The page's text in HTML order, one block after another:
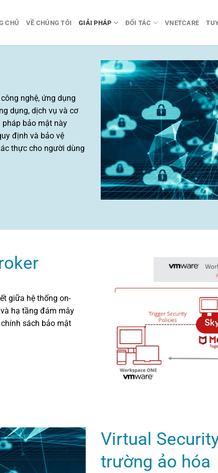
CHỦ VỀ CHÚNG TÔI GIẢI PHÁP ĐỐI TÁC VNETCARE
nghệ, ứng dụng
dụng, dịch vụ và cơ
pháp bảo mật này
định và bảo vệ
thực cho người dùng
giữa hệ thống on-
hạ tầng đám mây
sách bảo mật
Virtual
trường ảo hóa